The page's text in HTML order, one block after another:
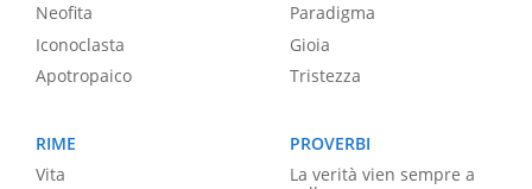
Neofita
Iconoclasta
Apotropaico
Paradigma
Gioia
Tristezza
RIME
Vita
PROVERBI
La verità vien sempre a